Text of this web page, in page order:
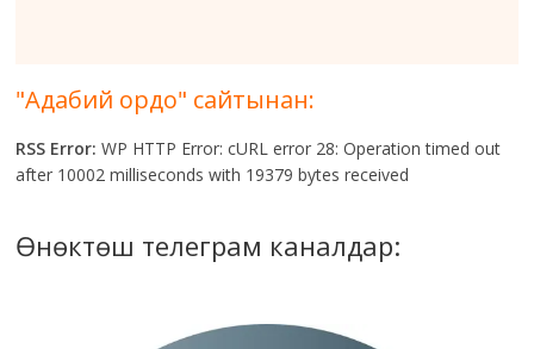
"Адабий ордо" сайтынан:
RSS Error: WP HTTP Error: cURL error 28: Operation timed out
after 10002 milliseconds with 19379 bytes received
Өнөктөш телеграм каналдар: